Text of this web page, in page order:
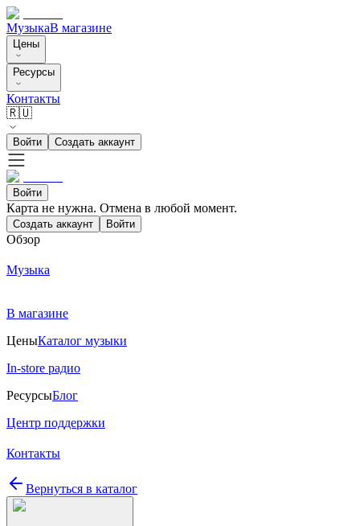
МузыкаВ магазине
Цены
Ресурсы
Контакты
🇷🇺
Войти Создать аккаунт
Войти
Карта не нужна. Отмена в любой момент.
Создать аккаунт Войти
Обзор
Музыка
В магазине
ЦеныКаталог музыки
In-store радио
РесурсыБлог
Центр поддержки
Контакты
Вернуться в каталог